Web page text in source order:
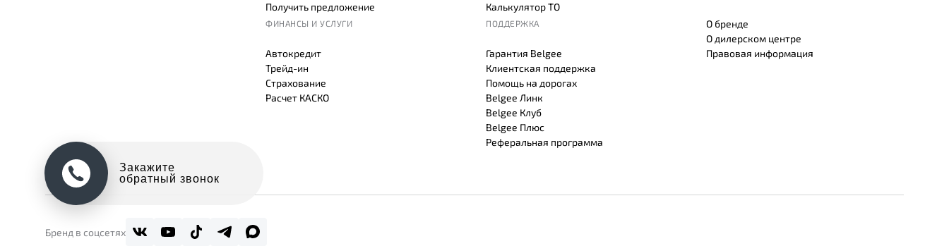
Получить предложение
ФИНАНСЫ И УСЛУГИ
Автокредит
Трейд-ин
Страхование
Расчет КАСКО
Калькулятор ТО
ПОДДЕРЖКА
Гарантия Belgee
Клиентская поддержка
Помощь на дорогах
Belgee Линк
Belgee Клуб
Belgee Плюс
Реферальная программа
О бренде
О дилерском центре
Правовая информация
Бренд в соцсетях
Оцените свой авто
в обмен на новый